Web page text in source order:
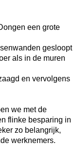
een grote
gesloopt
als in de muren
en vervolgens
we met de
flinke besparing in
zo belangrijk,
werknemers.